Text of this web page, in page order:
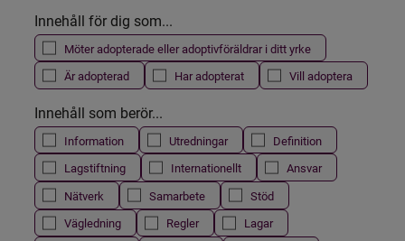
Innehåll för dig som...
Möter adopterade eller adoptivföräldrar i ditt yrke
Är adopterad
Har adopterat Vill adoptera
Innehåll som berör...
Information Utredningar
Definition
Lagstiftning
Internationellt
Ansvar
Nätverk
Samarbete
Stöd
Vägledning
Regler
Lagar